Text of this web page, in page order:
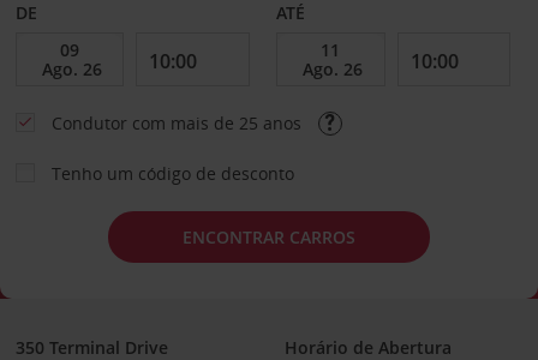
DE ATÉ
Condutor com mais de 25 anos
Tenho um código de desconto
ENCONTRAR CARROS
350 Terminal Drive
Horário de Abertura